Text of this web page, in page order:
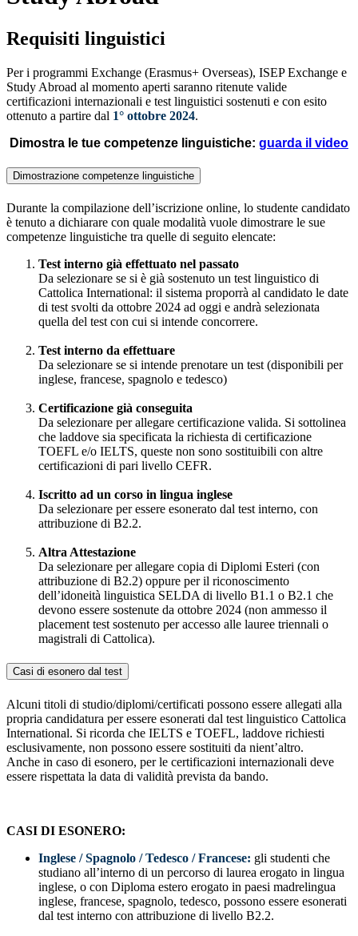
Requisiti linguistici
Per i programmi Exchange (Erasmus+ Overseas), ISEP Exchange e
Study Abroad al momento aperti saranno ritenute valide
certificazioni internazionali e test linguistici sostenuti e con esito
ottenuto a partire dal 1° ottobre 2024.
Dimostra le tue competenze linguistiche: guarda il video
Dimostrazione competenze linguistiche
Durante la compilazione dell’iscrizione online, lo studente candidato
è tenuto a dichiarare con quale modalità vuole dimostrare le sue
competenze linguistiche tra quelle di seguito elencate:
Test interno già effettuato nel passato
Da selezionare se si è già sostenuto un test linguistico di
Cattolica International: il sistema proporrà al candidato le date
di test svolti da ottobre 2024 ad oggi e andrà selezionata
quella del test con cui si intende concorrere.
Test interno da effettuare
Da selezionare se si intende prenotare un test (disponibili per
inglese, francese, spagnolo e tedesco)
Certificazione già conseguita
Da selezionare per allegare certificazione valida. Si sottolinea
che laddove sia specificata la richiesta di certificazione
TOEFL e/o IELTS, queste non sono sostituibili con altre
certificazioni di pari livello CEFR.
Iscritto ad un corso in lingua inglese
Da selezionare per essere esonerato dal test interno, con
attribuzione di B2.2.
Altra Attestazione
Da selezionare per allegare copia di Diplomi Esteri (con
attribuzione di B2.2) oppure per il riconoscimento
dell’idoneità linguistica SELDA di livello B1.1 o B2.1 che
devono essere sostenute da ottobre 2024 (non ammesso il
placement test sostenuto per accesso alle lauree triennali o
magistrali di Cattolica).
Casi di esonero dal test
Alcuni titoli di studio/diplomi/certificati possono essere allegati alla
propria candidatura per essere esonerati dal test linguistico Cattolica
International. Si ricorda che IELTS e TOEFL, laddove richiesti
esclusivamente, non possono essere sostituiti da nient’altro.
Anche in caso di esonero, per le certificazioni internazionali deve
essere rispettata la data di validità prevista da bando.
CASI DI ESONERO:
Inglese / Spagnolo / Tedesco / Francese: gli studenti che
studiano all’interno di un percorso di laurea erogato in lingua
inglese, o con Diploma estero erogato in paesi madrelingua
inglese, francese, spagnolo, tedesco, possono essere esonerati
dal test interno con attribuzione di livello B2.2.